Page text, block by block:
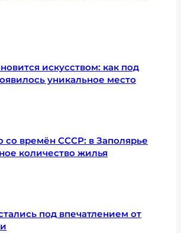
искусством: как под
уникальное место
со времён СССР: в Заполярье
количество жилья
под впечатлением от